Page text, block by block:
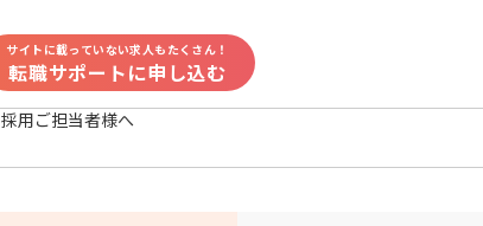
サイトに載っていない求人もたくさん！
転職サポートに申し込む
採用ご担当者様へ